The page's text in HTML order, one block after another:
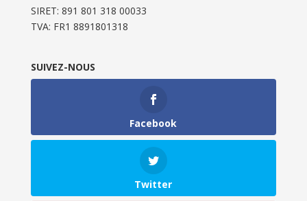
SIRET: 891 801 318 00033
TVA: FR1 8891801318
SUIVEZ-NOUS
Facebook
Twitter